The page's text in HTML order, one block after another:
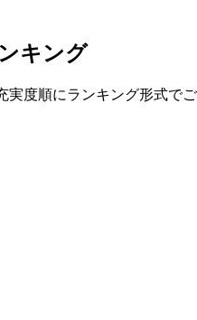
キング
度順にランキング形式で